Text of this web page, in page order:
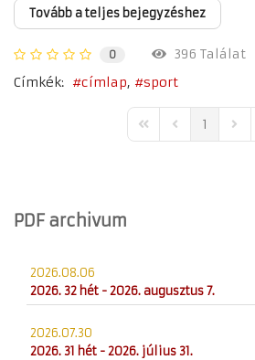
Tovább a teljes bejegyzéshez
0
396 Találat
Címkék:
címlap sport
First PagePrevious
1
PDF archivum
2026.08.06
2026. 32 hét - 2026. augusztus 7.
2026.07.30
2026. 31 hét - 2026. július 31.